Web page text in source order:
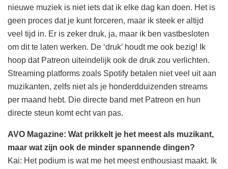
nieuwe muziek is niet iets dat ik elke dag kan doen. Het is
geen proces dat je kunt forceren, maar ik steek er altijd
veel tijd in. Er is zeker druk, ja, maar ik ben vastbesloten
om dit te laten werken. De ‘druk’ houdt me ook bezig! Ik
hoop dat Patreon uiteindelijk ook de druk zou verlichten.
Streaming platforms zoals Spotify betalen niet veel uit aan
muzikanten, zelfs niet als je honderdduizenden streams
per maand hebt. Die directe band met Patreon en hun
directe steun komt echt van pas.
AVO Magazine: Wat prikkelt je het meest als muzikant,
maar wat zijn ook de minder spannende dingen?
Kai: Het podium is wat me het meest enthousiast maakt. Ik